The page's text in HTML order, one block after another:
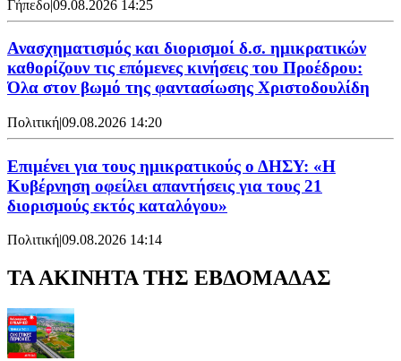
Γήπεδο|09.08.2026 14:25
Ανασχηματισμός και διορισμοί δ.σ. ημικρατικών
καθορίζουν τις επόμενες κινήσεις του Προέδρου:
Όλα στον βωμό της φαντασίωσης Χριστοδουλίδη
Πολιτική|09.08.2026 14:20
Επιμένει για τους ημικρατικούς ο ΔΗΣΥ: «Η
Κυβέρνηση οφείλει απαντήσεις για τους 21
διορισμούς εκτός καταλόγου»
Πολιτική|09.08.2026 14:14
ΤΑ ΑΚΙΝΗΤΑ ΤΗΣ ΕΒΔΟΜΑΔΑΣ